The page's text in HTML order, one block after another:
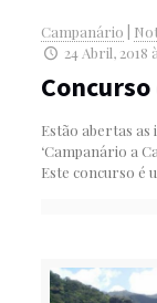
Campanário
24 Abril, 2018
Estão abertas as
‘Campanário a
Este concurso é